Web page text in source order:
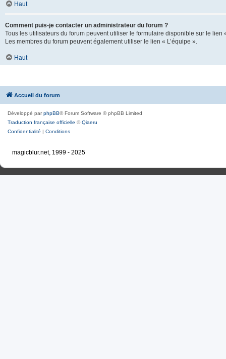
Haut
Comment puis-je contacter un administrateur du forum ?
Tous les utilisateurs du forum peuvent utiliser le formulaire disponible sur le
Les membres du forum peuvent également utiliser le lien « L’équipe ».
Haut
Accueil du forum
Développé parphpBB® Forum Software © phpBB Limited
Traduction française officielle ©Qiaeru
Confidentialité | Conditions
magicblur.net, 1999 - 2025